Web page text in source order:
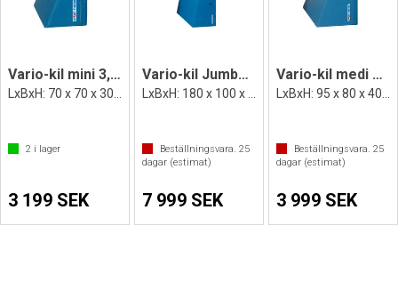
Vario-kil mini 3,2 kg
2 i lager
3 199 SEK
Vario-kil Jumbo 18 kg
Beställningsvara. 25
dagar (estimat)
7 999 SEK
Vario-kil medi 3,2 kg Medium 6,4 kg
Beställningsvara. 25
dagar (estimat)
3 999 SEK